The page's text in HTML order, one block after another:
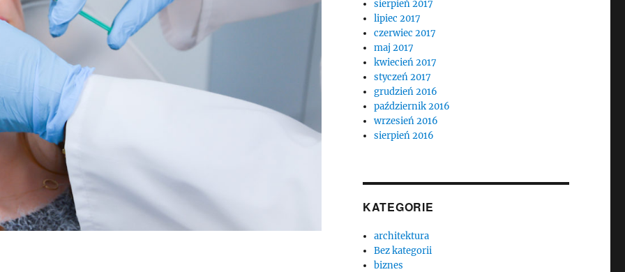
sierpień 2017
lipiec 2017
czerwiec 2017
maj 2017
kwiecień 2017
styczeń 2017
grudzień 2016
październik 2016
wrzesień 2016
sierpień 2016
KATEGORIE
architektura
Bez kategorii
biznes